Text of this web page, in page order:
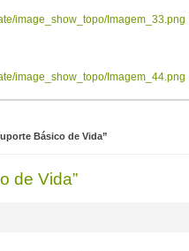
image_show_topo/Imagem_33.png
image_show_topo/Imagem_44.png
Básico de Vida”
de Vida”